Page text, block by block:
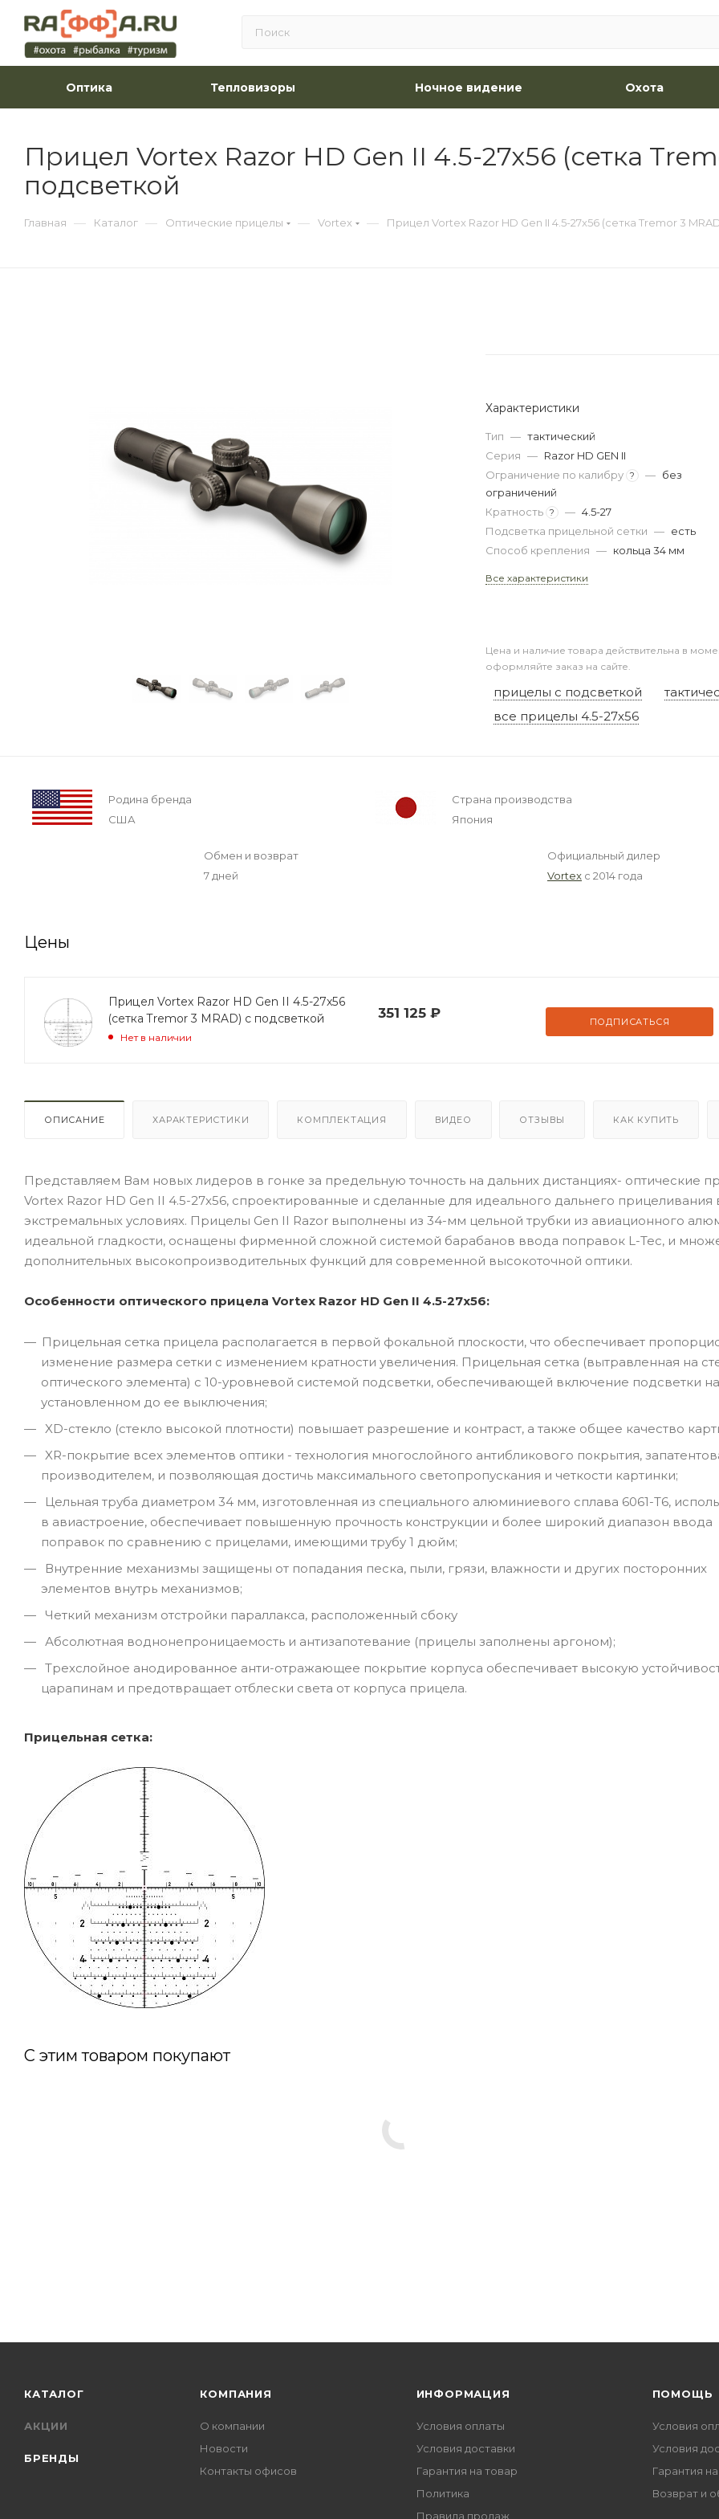
Оптика Тепловизоры Ночное видение Охота
Прицел Vortex Razor HD Gen II 4.5-27x56 (сетка
подсветкой
Главная — Каталог — Оптические прицелы — Vortex — Прицел Vortex Razor HD Gen II 4.5-27x56 (сетка Tremor 3
Характеристики
Тип — тактический
Серия — Razor HD GEN II
Ограничение по калибру ? — без
ограничений
Кратность ? — 4.5-27
Подсветка прицельной сетки — есть
Способ крепления — кольца 34 мм
Все характеристики
Цена и наличие товара действительна в
оформляйте заказ на сайте.
прицелы с подсветкой
все прицелы 4.5-27x56
Родина бренда
США
Страна производства
Япония
Обмен и возврат
7 дней
Официальный дилер
Vortex с 2014 года
Цены
Прицел Vortex Razor HD Gen II 4.5-27x56
(сетка Tremor 3 MRAD) с подсветкой
Нет в наличии
351 125 ₽
ПОДПИСАТЬСЯ
ОПИСАНИЕ ХАРАКТЕРИСТИКИ КОМПЛЕКТАЦИЯ ВИДЕО ОТЗЫВЫ КАК КУПИТЬ
Представляем Вам новых лидеров в гонке за предельную точность на дальних дистанциях- оптические
Vortex Razor HD Gen II 4.5-27x56, спроектированные и сделанные для идеального дальнего прицеливания
экстремальных условиях. Прицелы Gen II Razor выполнены из 34-мм цельной трубки из авиационного
идеальной гладкости, оснащены фирменной сложной системой барабанов ввода поправок L-Tec, и
дополнительных высокопроизводительных функций для современной высокоточной оптики.
Особенности оптического прицела Vortex Razor HD Gen II 4.5-27x56:
Прицельная сетка прицела располагается в первой фокальной плоскости, что обеспечивает
изменение размера сетки с изменением кратности увеличения. Прицельная сетка (вытравленная на
оптического элемента) с 10-уровневой системой подсветки, обеспечивающей включение подсветки
установленном до ее выключения;
XD-стекло (стекло высокой плотности) повышает разрешение и контраст, а также общее качество
XR-покрытие всех элементов оптики - технология многослойного антибликового покрытия,
производителем, и позволяющая достичь максимального светопропускания и четкости картинки;
Цельная труба диаметром 34 мм, изготовленная из специального алюминиевого сплава 6061-Т6,
в авиастроение, обеспечивает повышенную прочность конструкции и более широкий диапазон ввода
поправок по сравнению с прицелами, имеющими трубу 1 дюйм;
Внутренние механизмы защищены от попадания песка, пыли, грязи, влажности и других посторонних
элементов внутрь механизмов;
Четкий механизм отстройки параллакса, расположенный сбоку
Абсолютная воднонепроницаемость и антизапотевание (прицелы заполнены аргоном);
Трехслойное анодированное анти-отражающее покрытие корпуса обеспечивает высокую
царапинам и предотвращает отблески света от корпуса прицела.
Прицельная сетка:
С этим товаром покупают
КАТАЛОГ
АКЦИИ
БРЕНДЫ
КОМПАНИЯ
О компании
Новости
Контакты офисов
ИНФОРМАЦИЯ
Условия оплаты
Условия доставки
Гарантия на товар
Политика
Правила продаж
ПОМОЩЬ
Условия
Условия
Гарантия
Возврат и